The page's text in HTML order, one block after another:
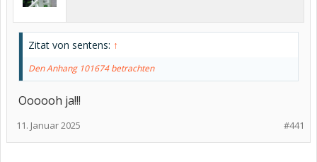
Zitat von sentens: ↑
Den Anhang 101674 betrachten
Oooooh ja!!!
#441
11. Januar 2025